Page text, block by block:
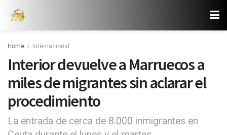
Home Internacional
Interior devuelve a Marruecos a
miles de migrantes sin aclarar el
procedimiento
La entrada de cerca de 8.000 inmigrantes en